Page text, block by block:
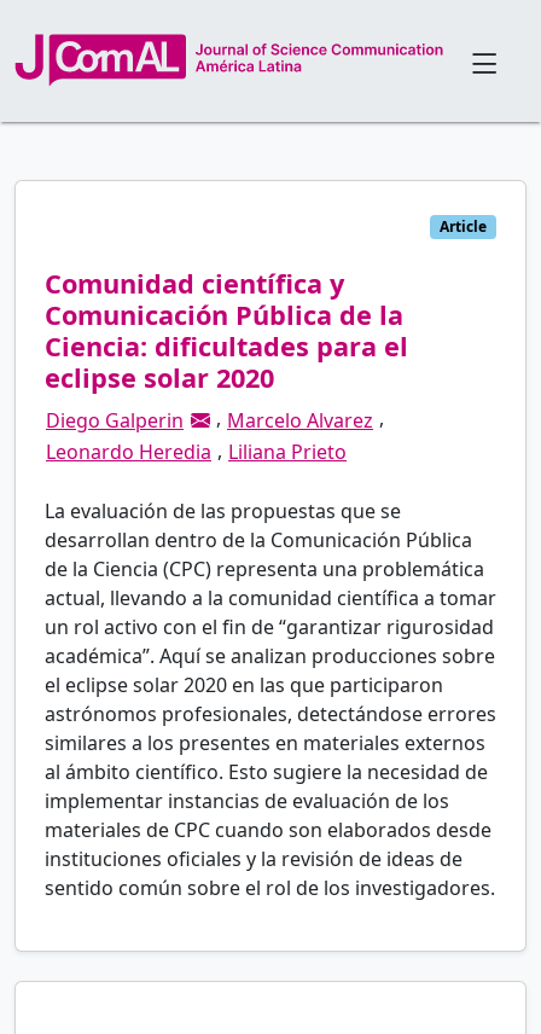
Article
Comunidad científica y
Comunicación Pública de la
Ciencia: dificultades para el
eclipse solar 2020
Diego Galperin , Marcelo Alvarez ,
Leonardo Heredia , Liliana Prieto
La evaluación de las propuestas que se
desarrollan dentro de la Comunicación Pública
de la Ciencia (CPC) representa una problemática
actual, llevando a la comunidad científica a tomar
un rol activo con el fin de “garantizar rigurosidad
académica”. Aquí se analizan producciones sobre
el eclipse solar 2020 en las que participaron
astrónomos profesionales, detectándose errores
similares a los presentes en materiales externos
al ámbito científico. Esto sugiere la necesidad de
implementar instancias de evaluación de los
materiales de CPC cuando son elaborados desde
instituciones oficiales y la revisión de ideas de
sentido común sobre el rol de los investigadores.